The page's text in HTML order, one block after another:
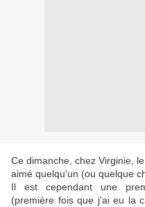
Ce dimanche, chez Virginie,
aimé quelqu'un (ou quelque
Il est cependant une
(première fois que j'ai eu la